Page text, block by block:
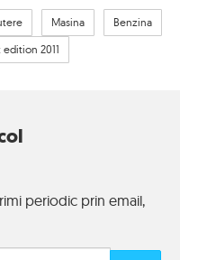
Masina
Benzina
2011
periodic prin email,